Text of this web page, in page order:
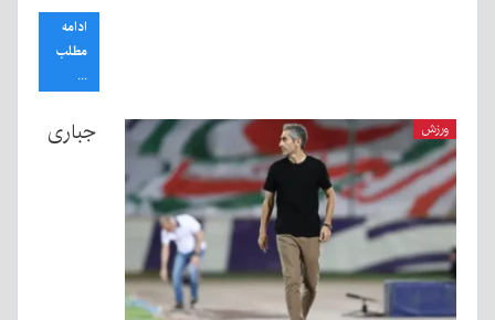
ادامه
مطلب
...
ورزش جباری